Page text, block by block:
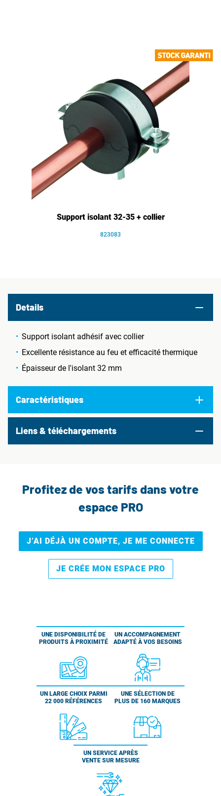
Support isolant 32-35 + collier
823083
Details
Support isolant adhésif avec collier
Excellente résistance au feu et efficacité thermique
Épaisseur de l'isolant 32 mm
Caractéristiques
Liens & téléchargements
Profitez de vos tarifs dans votre
espace PRO
J’AI DÉJÀ UN COMPTE, JE ME CONNECTE
JE CRÉE MON ESPACE PRO
UNE DISPONIBILITÉ DE
PRODUITS À PROXIMITÉ
UN ACCOMPAGNEMENT
ADAPTÉ À VOS BESOINS
UN LARGE CHOIX PARMI
22 000 RÉFÉRENCES
UNE SÉLECTION DE
PLUS DE 160 MARQUES
UN SERVICE APRÈS
VENTE SUR MESURE